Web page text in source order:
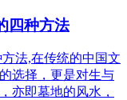
四种方法
法,在传统的中国文
选择，更是对生与
亦即墓地的风水，